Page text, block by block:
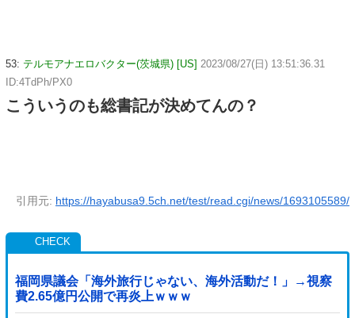
53: テルモアナエロバクター(茨城県) [US] 2023/08/27(日) 13:51:36.31
ID:4TdPh/PX0
こういうのも総書記が決めてんの？
引用元: https://hayabusa9.5ch.net/test/read.cgi/news/1693105589/
福岡県議会「海外旅行じゃない、海外活動だ！」→視察
費2.65億円公開で再炎上ｗｗｗ